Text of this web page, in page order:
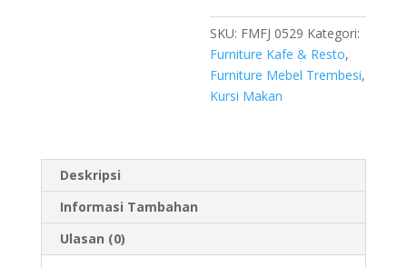
SKU: FMFJ 0529 Kategori:
Furniture Kafe & Resto,
Furniture Mebel Trembesi,
Kursi Makan
Deskripsi
Informasi Tambahan
Ulasan (0)